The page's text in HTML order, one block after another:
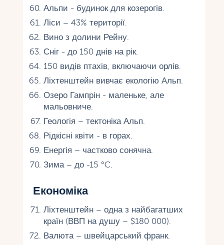
Альпи - будинок для козерогів.
Ліси – 43% території.
Вино з долини Рейну.
Сніг - до 150 днів на рік.
150 видів птахів, включаючи орлів.
Ліхтенштейн вивчає екологію Альп.
Озеро Гампрін - маленьке, але
мальовниче.
Геологія – тектоніка Альп.
Рідкісні квіти - в горах.
Енергія – частково сонячна.
Зима – до -15 °C.
Економіка
Ліхтенштейн – одна з найбагатших
країн (ВВП на душу – $180 000).
Валюта – швейцарський франк.